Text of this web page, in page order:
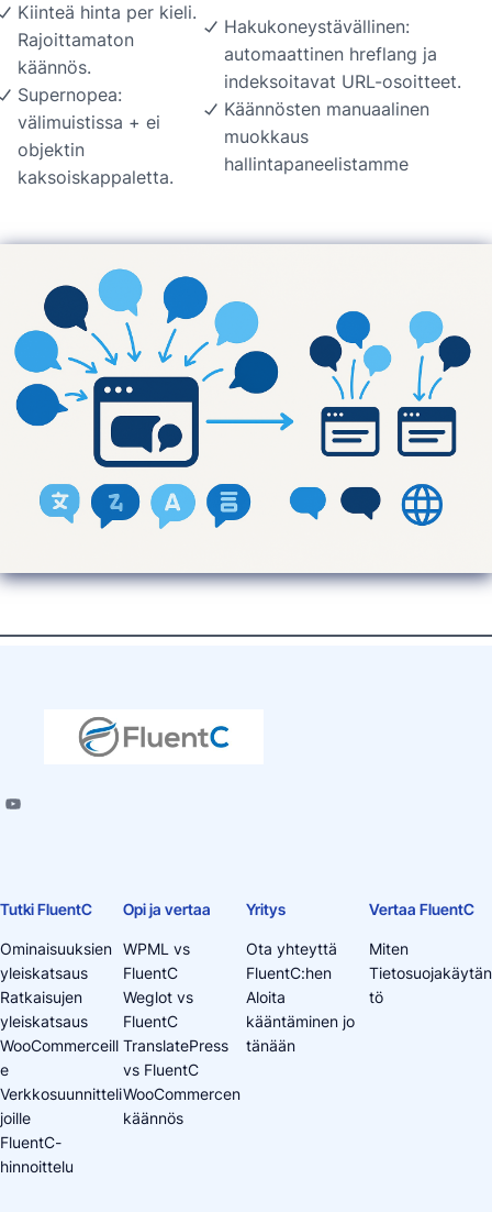
Kiinteä hinta per kieli.
Rajoittamaton
käännös.
Supernopea:
välimuistissa + ei
objektin
kaksoiskappaletta.
Hakukoneystävällinen:
automaattinen hreflang ja
indeksoitavat URL-osoitteet.
Käännösten manuaalinen
muokkaus
hallintapaneelistamme
Tutki FluentC
Ominaisuuksien
yleiskatsaus
Ratkaisujen
yleiskatsaus
WooCommerceill
e
Verkkosuunnitteli
joille
FluentC-
hinnoittelu
Opi ja vertaa
WPML vs
FluentC
Weglot vs
FluentC
TranslatePress
vs FluentC
WooCommercen
käännös
Yritys
Ota yhteyttä
FluentC:hen
Aloita
kääntäminen jo
tänään
Vertaa FluentC
Miten
Tietosuojakäytän
tö